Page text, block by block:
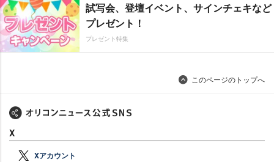
試写会、登壇イベント、サインチェキなど
プレゼント！
プレゼント特集
このページのトップへ
X
Xアカウント